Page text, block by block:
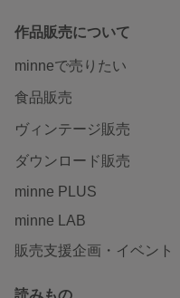
作品販売について
minneで売りたい
食品販売
ヴィンテージ販売
ダウンロード販売
minne PLUS
minne LAB
販売支援企画・イベント
読みもの